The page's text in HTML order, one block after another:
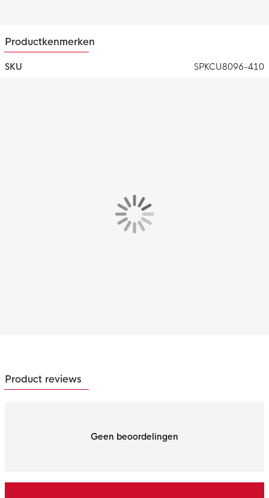
Productkenmerken
SKU SPKCU8096-410
Product reviews
Geen beoordelingen